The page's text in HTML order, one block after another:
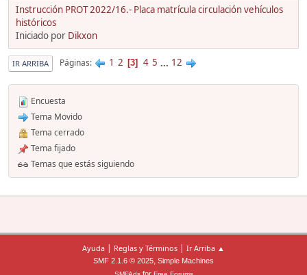
Instrucción PROT 2022/16.- Placa matrícula circulación vehículos
históricos
Iniciado por Dikxon
IR ARRIBA Páginas 1 2 3 4 5 ... 12
Encuesta
Tema Movido
Tema cerrado
Tema fijado
Temas que estás siguiendo
Ayuda | Reglas y Términos | Ir Arriba ▲
SMF 2.1.6 © 2025, Simple Machines